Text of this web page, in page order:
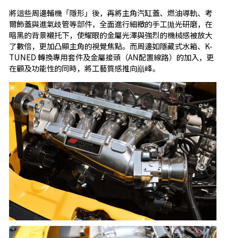
將這些周邊輔機「隱形」後，再將主角汽缸蓋、燃油導軌、考
爾飾蓋與進氣歧管等部件，全面進行細緻的手工拋光研磨，在
暗黑的背景襯托下，使耀眼的金屬光澤與強烈的機械感被放大
了數倍，更加凸顯主角的視覺焦點。而周邊如隱藏式水箱、K-
TUNED 轉換專用套件及金屬接頭（AN配置線路）的加入，更
在顧及功能性的同時，將工藝質感推向巔峰。